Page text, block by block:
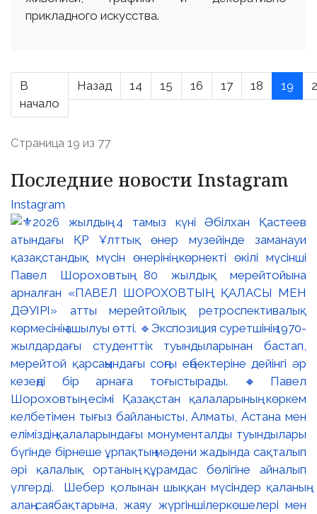
прикладного искусства.
В
начало
Назад 14 15 16 17 18 19
Страница 19 из 77
Последние новости Instagram
Instagram